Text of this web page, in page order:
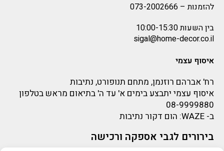
להזמנות – 073-2002666
בין השעות 10:00-15:30
sigal@home-decor.co.il
איסוף עצמי
רח' אברהם רוזנמן, מתחם תנופורט, נתיבות
איסוף עצמי יתבצע בימים א' עד ה' בתיאום מראש בטלפון
08-9999880
ב- WAZE: הום דקור נתיבות
בירורים לגבי אספקה ורכישה